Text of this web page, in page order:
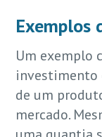
Exemplos
Um exemplo
investimento
de um
mercado.